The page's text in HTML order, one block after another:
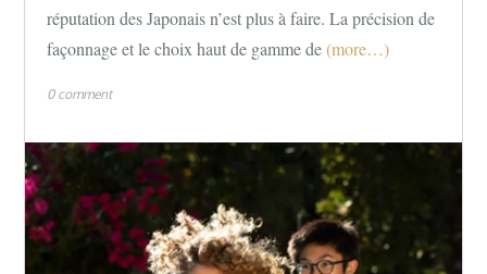
réputation des Japonais n’est plus à faire. La précision de
façonnage et le choix haut de gamme de (more…)
0 comment